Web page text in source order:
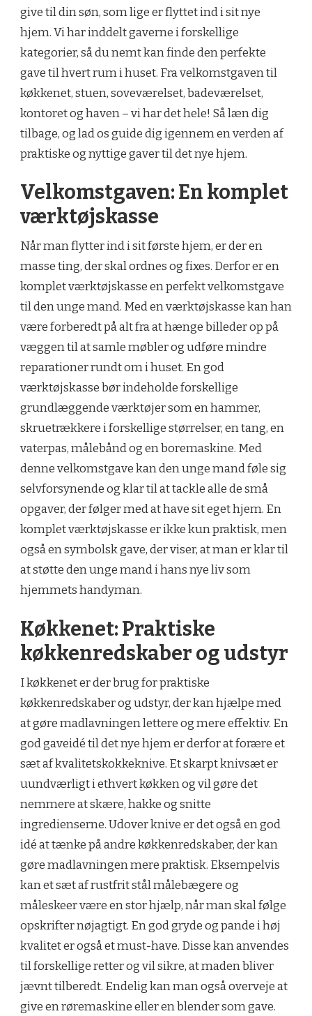
give til din søn, som lige er flyttet ind i sit nye
hjem. Vi har inddelt gaverne i forskellige
kategorier, så du nemt kan finde den perfekte
gave til hvert rum i huset. Fra velkomstgaven til
køkkenet, stuen, soveværelset, badeværelset,
kontoret og haven – vi har det hele! Så læn dig
tilbage, og lad os guide dig igennem en verden af
praktiske og nyttige gaver til det nye hjem.
Velkomstgaven: En komplet
værktøjskasse
Når man flytter ind i sit første hjem, er der en
masse ting, der skal ordnes og fixes. Derfor er en
komplet værktøjskasse en perfekt velkomstgave
til den unge mand. Med en værktøjskasse kan han
være forberedt på alt fra at hænge billeder op på
væggen til at samle møbler og udføre mindre
reparationer rundt om i huset. En god
værktøjskasse bør indeholde forskellige
grundlæggende værktøjer som en hammer,
skruetrækkere i forskellige størrelser, en tang, en
vaterpas, målebånd og en boremaskine. Med
denne velkomstgave kan den unge mand føle sig
selvforsynende og klar til at tackle alle de små
opgaver, der følger med at have sit eget hjem. En
komplet værktøjskasse er ikke kun praktisk, men
også en symbolsk gave, der viser, at man er klar til
at støtte den unge mand i hans nye liv som
hjemmets handyman.
Køkkenet: Praktiske
køkkenredskaber og udstyr
I køkkenet er der brug for praktiske
køkkenredskaber og udstyr, der kan hjælpe med
at gøre madlavningen lettere og mere effektiv. En
god gaveidé til det nye hjem er derfor at forære et
sæt af kvalitetskokkeknive. Et skarpt knivsæt er
uundværligt i ethvert køkken og vil gøre det
nemmere at skære, hakke og snitte
ingredienserne. Udover knive er det også en god
idé at tænke på andre køkkenredskaber, der kan
gøre madlavningen mere praktisk. Eksempelvis
kan et sæt af rustfrit stål målebægere og
måleskeer være en stor hjælp, når man skal følge
opskrifter nøjagtigt. En god gryde og pande i høj
kvalitet er også et must-have. Disse kan anvendes
til forskellige retter og vil sikre, at maden bliver
jævnt tilberedt. Endelig kan man også overveje at
give en røremaskine eller en blender som gave.